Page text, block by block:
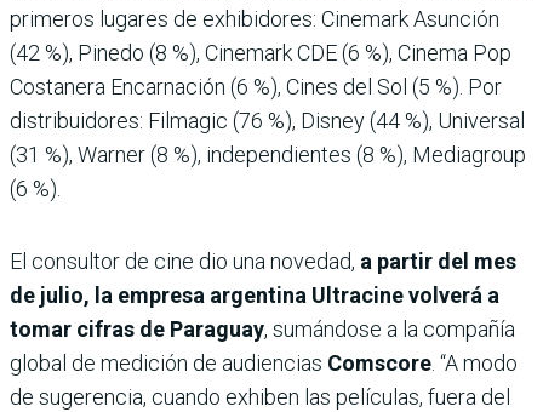
primeros lugares de exhibidores: Cinemark Asunción
(42 %), Pinedo (8 %), Cinemark CDE (6 %), Cinema Pop
Costanera Encarnación (6 %), Cines del Sol (5 %). Por
distribuidores: Filmagic (76 %), Disney (44 %), Universal
(31 %), Warner (8 %), independientes (8 %), Mediagroup
(6 %).
El consultor de cine dio una novedad, a partir del mes
de julio, la empresa argentina Ultracine volverá a
tomar cifras de Paraguay, sumándose a la compañía
global de medición de audiencias Comscore. “A modo
de sugerencia, cuando exhiben las películas, fuera del